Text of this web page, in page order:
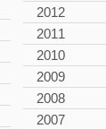
2012
2011
2010
2009
2008
2007